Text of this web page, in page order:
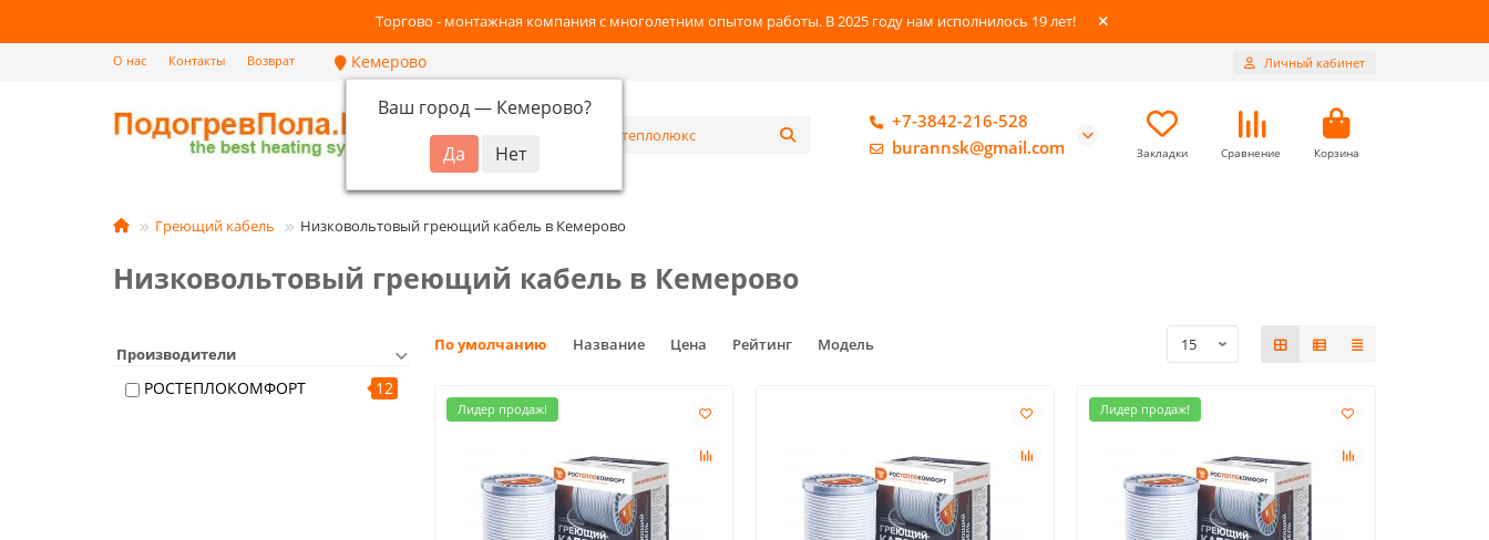
Торгово - монтажная компания с многолетним опытом работы. В 2025 году нам исполнилось 19 лет!
О нас Контакты Возврат Кемерово
Ваш город — Кемерово?
Личный кабинет
Каталог
+7-3842-216-528
burannsk@gmail.com
Закладки Сравнение Корзина
Греющий кабель Низковольтовый греющий кабель в Кемерово
Низковольтовый греющий кабель в Кемерово
Производители
РОСТЕПЛОКОМФОРТ 12
По умолчанию Название Цена Рейтинг Модель
Лидер продаж! Лидер продаж!